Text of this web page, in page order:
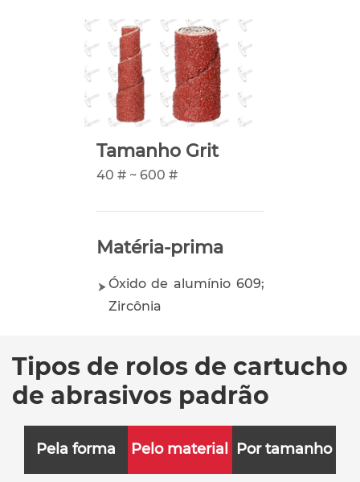
Tamanho Grit
40 # ~ 600 #
Matéria-prima
Óxido de alumínio 609;
Zircônia
Tipos de rolos de cartucho
de abrasivos padrão
Pela forma Pelo material Por tamanho